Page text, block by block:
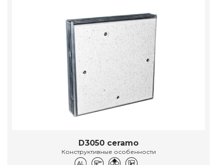
D3050 ceramo
Конструктивные особенности